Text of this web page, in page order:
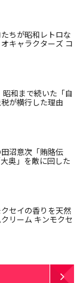
ちが昭和レトロな
キャラクターズ コ
和まで続いた「自
が横行した理由
沼意次「賄賂伝
奥」を敵に回した
セイの香りを天然
リーム キンモクセ